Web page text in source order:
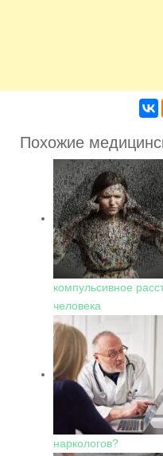
Похожие
компульсивное
человека
наркологов?